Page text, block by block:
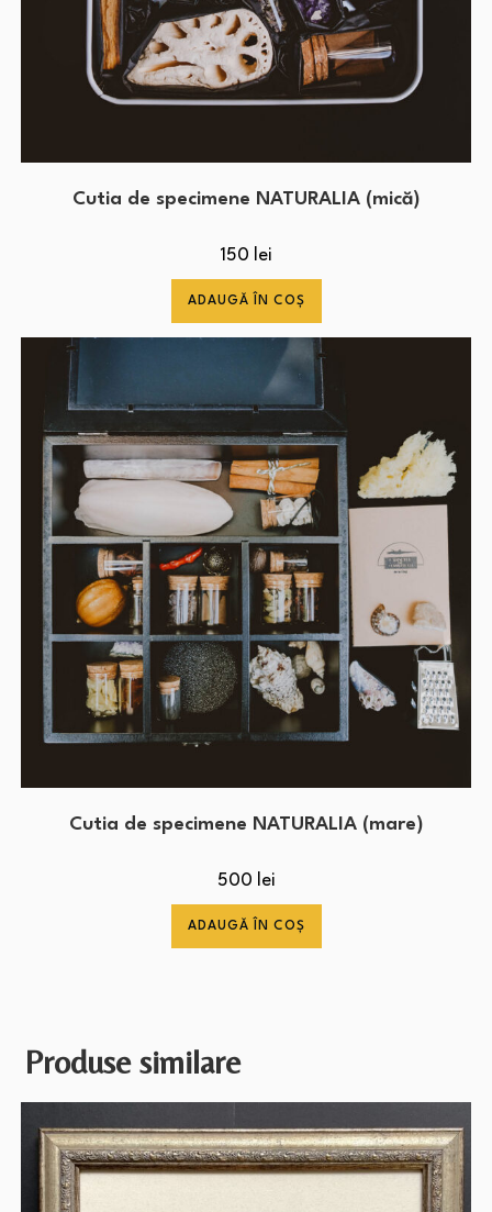
Cutia de specimene NATURALIA (mică)
150 lei
ADAUGĂ ÎN COȘ
Cutia de specimene NATURALIA (mare)
500 lei
ADAUGĂ ÎN COȘ
Produse similare